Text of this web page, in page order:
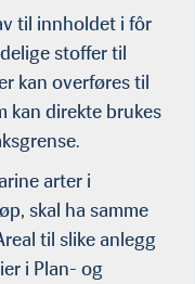
til innholdet i fôr
stoffer til
kan overføres til
kan direkte brukes
arter i
skal ha samme
til slike anlegg
i Plan- og